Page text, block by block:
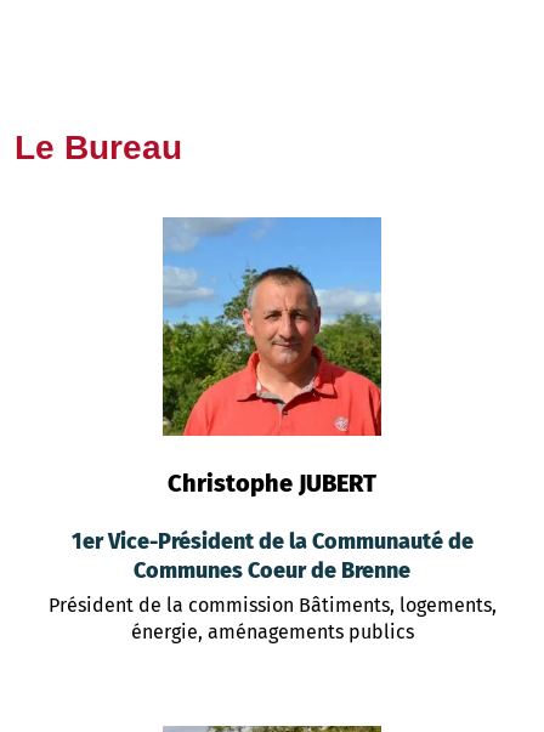
Le Bureau
Christophe JUBERT
1er Vice-Président de la Communauté de
Communes Coeur de Brenne
Président de la commission Bâtiments, logements,
énergie, aménagements publics